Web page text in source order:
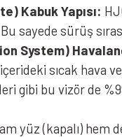
Kabuk Yapısı:
sayede sürüş
System)
sıcak hava
gibi bu vizör de
yüz (kapalı) hem